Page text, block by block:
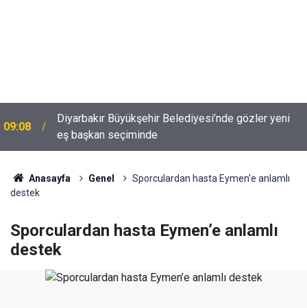
08:47
Doğu'nun Saklı cenneti; Iğdır'ın Tuz Mağaraları ve
Gökkuşağı Tepeleri
Anasayfa Genel
Sporculardan hasta Eymen’e anlamlı
destek
Sporculardan hasta Eymen’e anlamlı
destek